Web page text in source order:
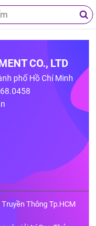
CO., LTD
phố Hồ Chí Minh
Thông Tp.HCM